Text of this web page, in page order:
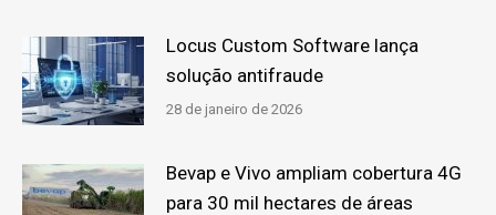
Locus Custom Software lança
solução antifraude
28 de janeiro de 2026
Bevap e Vivo ampliam cobertura 4G
para 30 mil hectares de áreas